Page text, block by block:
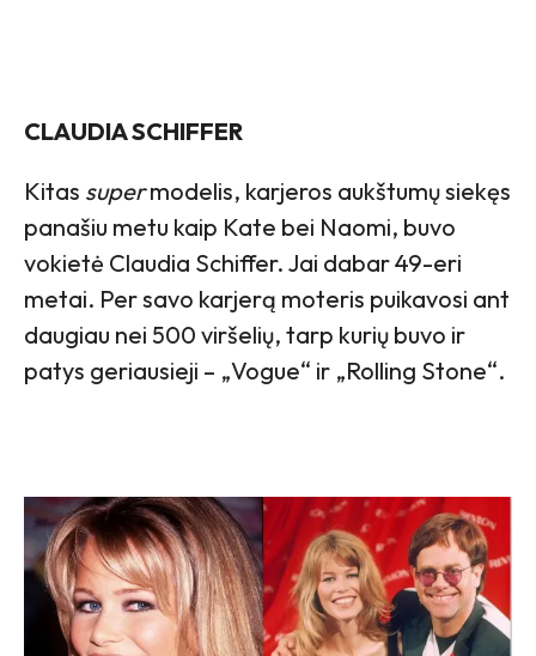
CLAUDIA SCHIFFER
Kitas supermodelis, karjeros aukštumų siekęs
panašiu metu kaip Kate bei Naomi, buvo
vokietė Claudia Schiffer. Jai dabar 49-eri
metai. Per savo karjerą moteris puikavosi ant
daugiau nei 500 viršelių, tarp kurių buvo ir
patys geriausieji – „Vogue“ ir „Rolling Stone“.